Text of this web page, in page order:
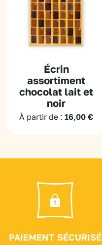
Écrin
assortiment
chocolat lait et
noir
À partir de : 16,00 €
PAIEMENT SÉCURISÉ